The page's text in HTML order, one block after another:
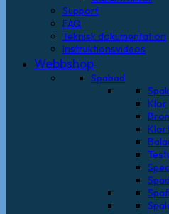
Support
FAQ
Teknisk dokumentation
Instruktionsvideos
Webbshop
Spabad
Klor